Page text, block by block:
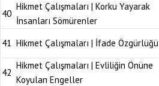
40
Hikmet Çalışmaları | Korku Yayarak
İnsanları Sömürenler
41 Hikmet Çalışmaları | İfade Özgürlüğü
42
Hikmet Çalışmaları | Evliliğin Önüne
Koyulan Engeller